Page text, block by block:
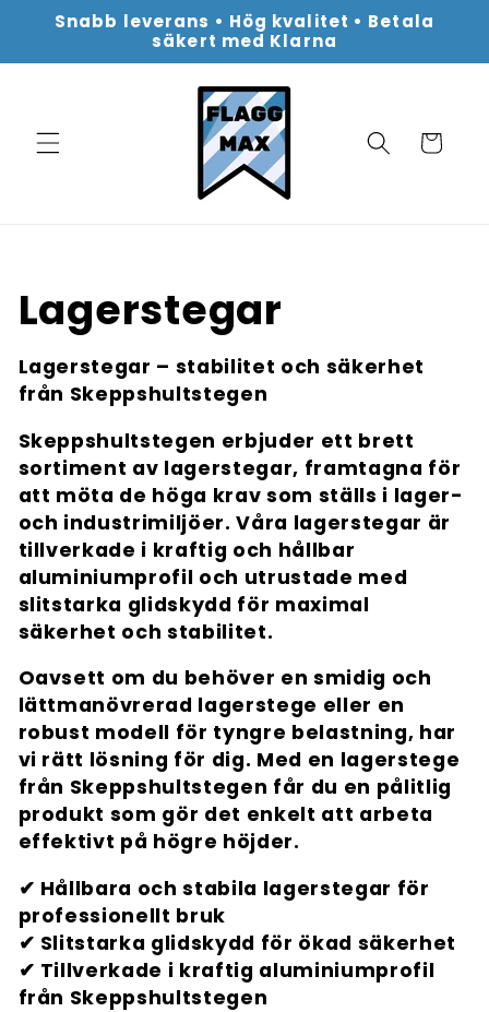
vidare
innehåll
Snabb leverans • Hög kvalitet • Betala
säkert med Klarna
Varukorg
P
r
o
d
u
k
t
s
e
r
i
e
:
Lagerstegar
Lagerstegar – stabilitet och säkerhet
från Skeppshultstegen
Skeppshultstegen erbjuder ett brett
sortiment av lagerstegar, framtagna för
att möta de höga krav som ställs i lager-
och industrimiljöer. Våra lagerstegar är
tillverkade i kraftig och hållbar
aluminiumprofil och utrustade med
slitstarka glidskydd för maximal
säkerhet och stabilitet.
Oavsett om du behöver en smidig och
lättmanövrerad lagerstege eller en
robust modell för tyngre belastning, har
vi rätt lösning för dig. Med en lagerstege
från Skeppshultstegen får du en pålitlig
produkt som gör det enkelt att arbeta
effektivt på högre höjder.
✔ Hållbara och stabila lagerstegar för
professionellt bruk
✔ Slitstarka glidskydd för ökad säkerhet
✔ Tillverkade i kraftig aluminiumprofil
från Skeppshultstegen